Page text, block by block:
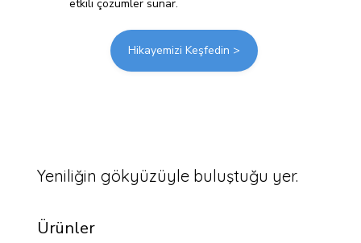
etkili çözümler sunar.
Hikayemizi Keşfedin >
Yeniliğin gökyüzüyle buluştuğu yer.
Ürünler